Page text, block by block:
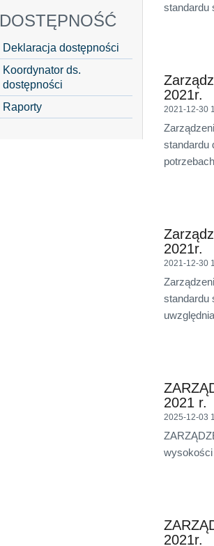
DOSTĘPNOŚĆ
Deklaracja dostępności
Koordynator ds.
dostępności
Raporty
standardu
2021r.
2021-12-30
standardu
2021r.
2021-12-30
standardu
2021 r.
2025-12-03
wysokości
2021r.